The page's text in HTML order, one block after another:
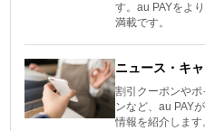
す。au PAYをよ
満載です。
ニュース・キ
割引クーポンや
ンなど、au PAY
情報を紹介します